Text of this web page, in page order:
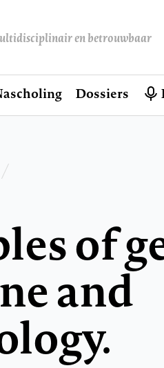
en betrouwbaar
Dossiers
of
and